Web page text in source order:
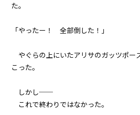
た。
「やったー！ 全部倒した！」
やぐらの上にいたアリサのガッツポー
こった。
しかし──
これで終わりではなかった。